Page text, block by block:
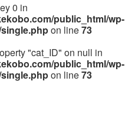
0 in
public_html/wp-
on line73
"cat_ID" on null in
public_html/wp-
on line73